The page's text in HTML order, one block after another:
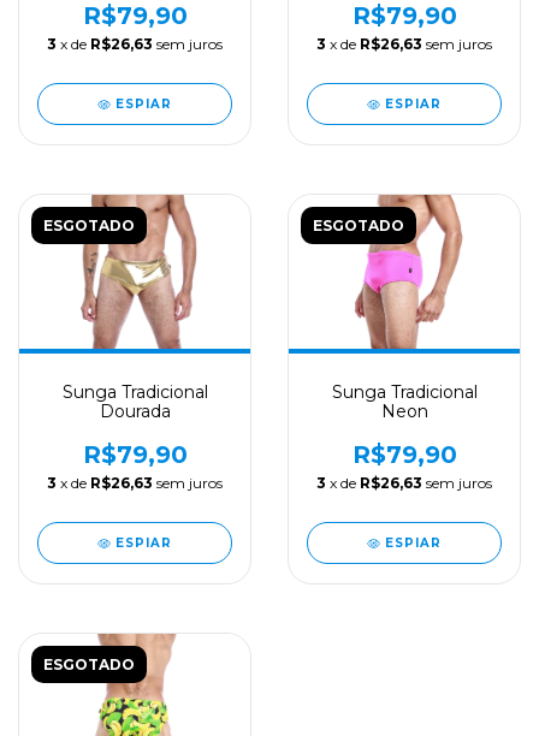
R$79,90
3 x de R$26,63 sem juros
ESPIAR
R$79,90
3 x de R$26,63 sem juros
ESPIAR
ESGOTADO
Sunga Tradicional
Dourada
R$79,90
3 x de R$26,63 sem juros
ESPIAR
ESGOTADO
Sunga Tradicional
Neon
R$79,90
3 x de R$26,63 sem juros
ESPIAR
ESGOTADO